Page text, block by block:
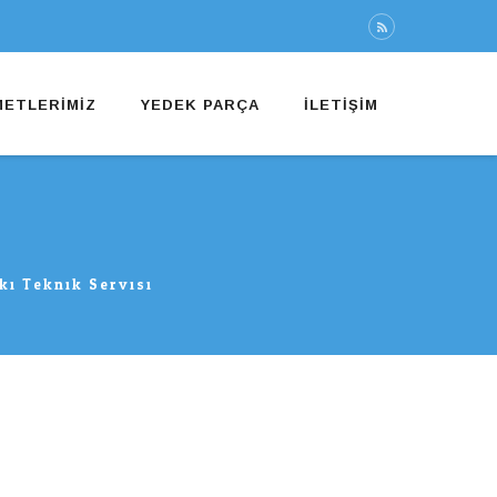
YEDEK PARÇA İLETIŞIM
Teknik Servisi